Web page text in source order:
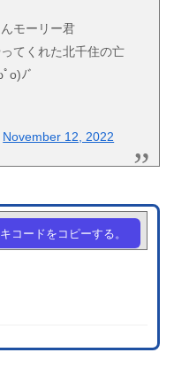
モーリー君
てくれた北千住の亡
o)ﾉﾞ
November 12, 2022
コードをコピーする。